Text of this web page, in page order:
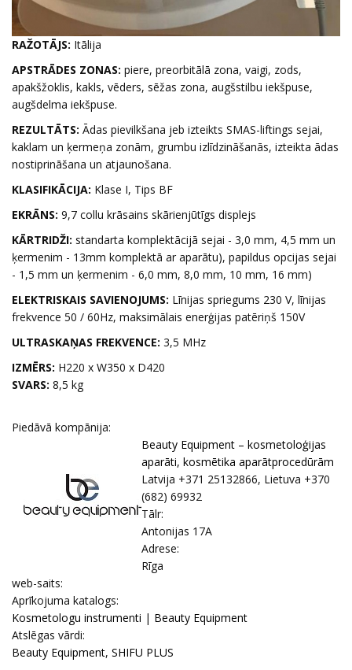
RAŽOTĀJS: Itālija
APSTRĀDES ZONAS: piere, preorbitālā zona, vaigi, zods,
apakšžoklis, kakls, vēders, sēžas zona, augšstilbu iekšpuse,
augšdelma iekšpuse.
REZULTĀTS: Ādas pievilkšana jeb izteikts SMAS-liftings sejai,
kaklam un ķermeņa zonām, grumbu izlīdzināšanās, izteikta ādas
nostiprināšana un atjaunošana.
KLASIFIKĀCIJA: Klase I, Tips BF
EKRĀNS: 9,7 collu krāsains skārienjūtīgs displejs
KĀRTRIDŽI: standarta komplektācijā sejai - 3,0 mm, 4,5 mm un
ķermenim - 13mm komplektā ar aparātu), papildus opcijas sejai
- 1,5 mm un ķermenim - 6,0 mm, 8,0 mm, 10 mm, 16 mm)
ELEKTRISKAIS SAVIENOJUMS: Līnijas spriegums 230 V, līnijas
frekvence 50 / 60Hz, maksimālais enerģijas patēriņš 150V
ULTRASKAŅAS FREKVENCE: 3,5 MHz
IZMĒRS: H220 x W350 x D420
SVARS: 8,5 kg
Piedāvā kompānija:
Beauty Equipment – kosmetoloģijas
aparāti, kosmētika aparātprocedūrām
Latvija +371 25132866, Lietuva +370
(682) 69932
Tālr:
Antonijas 17A
Adrese:
Rīga
web-saits:
Aprīkojuma katalogs:
Kosmetologu instrumenti | Beauty Equipment
Atslēgas vārdi:
Beauty Equipment, SHIFU PLUS